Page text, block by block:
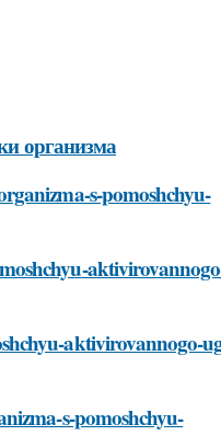
организма
s-pomoshchyu-
aktivirovannogo-
s-pomoshchyu-